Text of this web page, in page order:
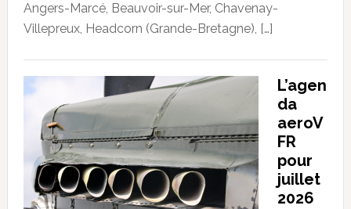
Angers-Marcé, Beauvoir-sur-Mer, Chavenay-
Villepreux, Headcorn (Grande-Bretagne), […]
L’agen
da
aeroV
FR
pour
juillet
2026